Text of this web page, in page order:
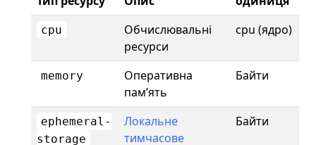
cpu
Обчислювальні
ресурси
cpu (ядро)
memory
Оперативна
памʼять
Байти
ephemeral-
storage
Локальне
тимчасове
Байти